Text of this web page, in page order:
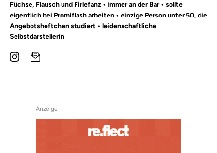
Füchse, Flausch und Firlefanz • immer an der Bar • sollte
eigentlich bei Promiflash arbeiten • einzige Person unter 50, die
Angebotsheftchen studiert • leidenschaftliche
Selbstdarstellerin
Anzeige